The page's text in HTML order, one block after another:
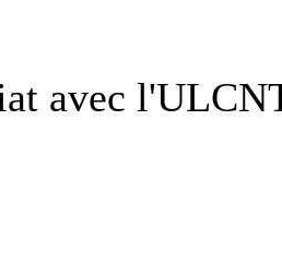
avec